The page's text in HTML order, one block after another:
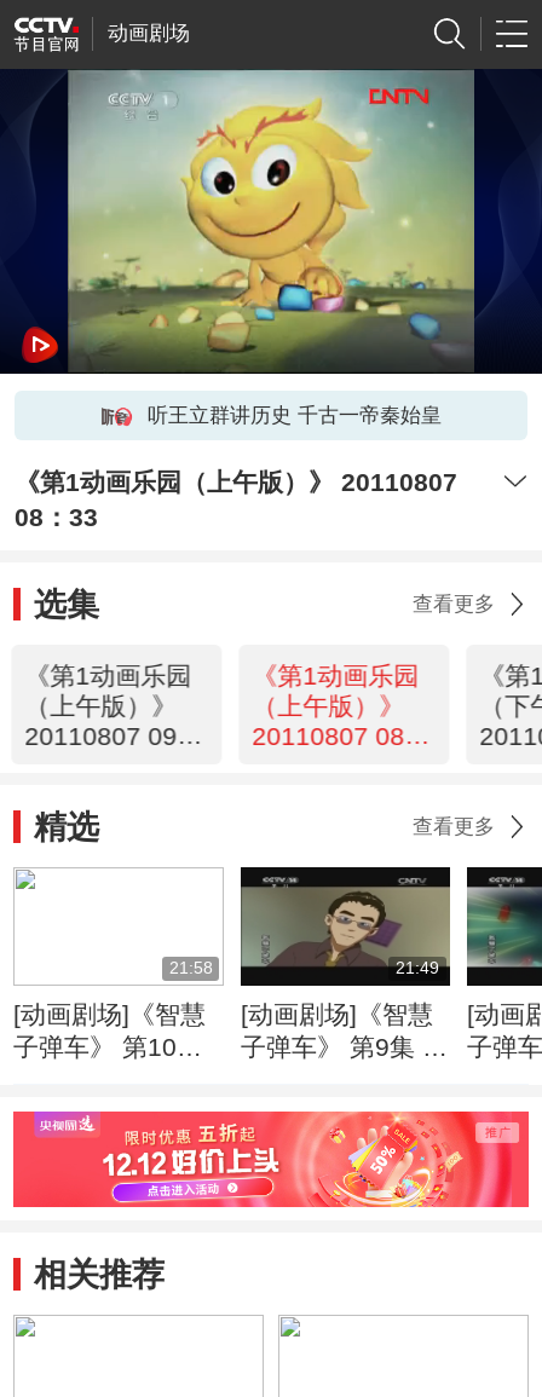
动画剧场
听王立群讲历史 千古一帝秦始皇
《第1动画乐园（上午版）》 20110807
08：33
选集 查看更多
《第1动画乐园
（上午版）》
20110807 09：
《第1动画乐园
（上午版）》
20110807 08：
《
（
精选 查看更多
21:58
[动画剧场]《智慧
子弹车》 第10集
21:49
[动画剧场]《智慧
子弹车》 第9集 云
[动画
子弹
手》
相关推荐